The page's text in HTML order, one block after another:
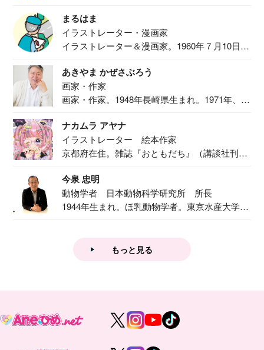
まるはま
イラストレーター・漫画家
イラストレーター＆漫画家。1960年７月10日生
あきやま かぜさぶろう
画家・作家
画家・作家。1948年長崎県生まれ。1971年、
ナカムラ アヤナ
イラストレーター 絵本作家
京都府在住。雑誌『おともだち』（講談社刊）
今泉 忠明
動物学者 日本動物科学研究所 所長
1944年生まれ。ほ乳動物学者。東京水産大学卒
もっと見る